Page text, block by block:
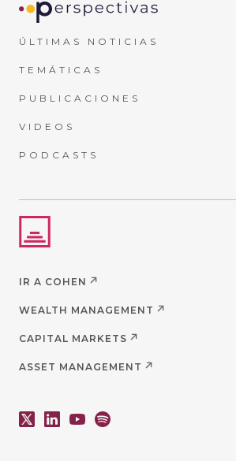
ÚLTIMAS NOTICIAS
TEMÁTICAS
PUBLICACIONES
VIDEOS
PODCASTS
IR A COHEN
WEALTH MANAGEMENT
CAPITAL MARKETS
ASSET MANAGEMENT